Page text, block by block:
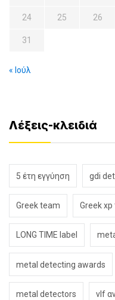
24 25 26
31
« Ιούλ
Λέξεις-κλειδιά
5 έτη εγγύηση gdi
Greek team Greek
LONG TIME label
metal detecting awards
metal detectors vlf